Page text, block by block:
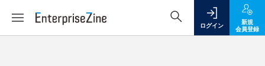
ログイン
新規
会員登録